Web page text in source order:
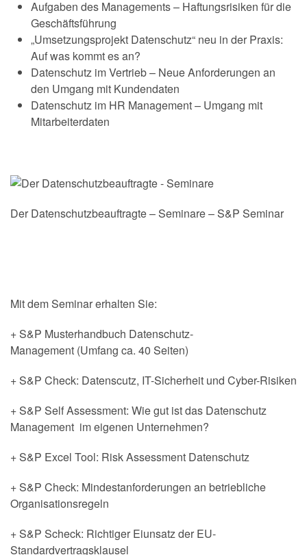
Aufgaben des Managements – Haftungsrisiken für die
Geschäftsführung
„Umsetzungsprojekt Datenschutz“ neu in der Praxis:
Auf was kommt es an?
Datenschutz im Vertrieb – Neue Anforderungen an
den Umgang mit Kundendaten
Datenschutz im HR Management – Umgang mit
Mitarbeiterdaten
Der Datenschutzbeauftragte – Seminare – S&P Seminar
Mit dem Seminar erhalten Sie:
+ S&P Musterhandbuch Datenschutz-
Management (Umfang ca. 40 Seiten)
+ S&P Check: Datenscutz, IT-Sicherheit und Cyber-Risiken
+ S&P Self Assessment: Wie gut ist das Datenschutz
Management im eigenen Unternehmen?
+ S&P Excel Tool: Risk Assessment Datenschutz
+ S&P Check: Mindestanforderungen an betriebliche
Organisationsregeln
+ S&P Scheck: Richtiger Eiunsatz der EU-
Standardvertragsklausel